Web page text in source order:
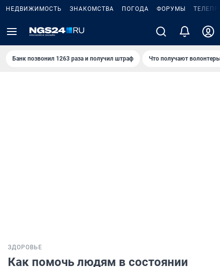
НЕДВИЖИМОСТЬ ЗНАКОМСТВА ПОГОДА ФОРУМЫ
Банк позвонил 1263 раза и получил штраф Что получают
ЗДОРОВЬЕ
Как помочь людям в состоянии